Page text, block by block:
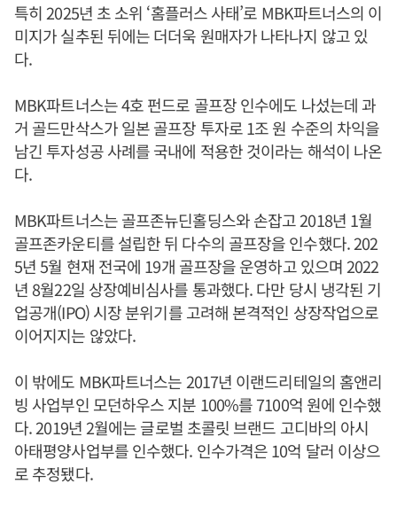
특히 2025년 초 소위 ‘홈플러스 사태’로 MBK파트너스의 이
미지가 실추된 뒤에는 더더욱 원매자가 나타나지 않고 있
다.
MBK파트너스는 4호 펀드로 골프장 인수에도 나섰는데 과
거 골드만삭스가 일본 골프장 투자로 1조 원 수준의 차익을
남긴 투자성공 사례를 국내에 적용한 것이라는 해석이 나온
다.
MBK파트너스는 골프존뉴딘홀딩스와 손잡고 2018년 1월
골프존카운티를 설립한 뒤 다수의 골프장을 인수했다. 202
5년 5월 현재 전국에 19개 골프장을 운영하고 있으며 2022
년 8월22일 상장예비심사를 통과했다. 다만 당시 냉각된 기
업공개(IPO) 시장 분위기를 고려해 본격적인 상장작업으로
이어지지는 않았다.
이 밖에도 MBK파트너스는 2017년 이랜드리테일의 홈앤리
빙 사업부인 모던하우스 지분 100%를 7100억 원에 인수했
다. 2019년 2월에는 글로벌 초콜릿 브랜드 고디바의 아시
아태평양사업부를 인수했다. 인수가격은 10억 달러 이상으
로 추정됐다.